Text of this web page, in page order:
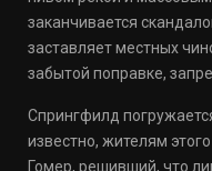
заканчивается
заставляет местных
забытой поправке,
Спрингфилд
известно, жителям
Гомер, решивший, что